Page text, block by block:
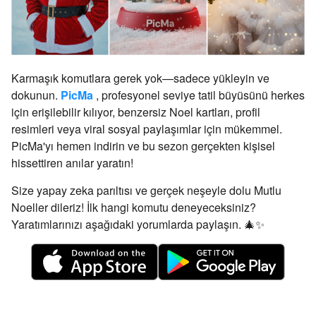
Karmaşık komutlara gerek yok—sadece yükleyin ve
dokunun. PicMa , profesyonel seviye tatil büyüsünü herkes
için erişilebilir kılıyor, benzersiz Noel kartları, profil
resimleri veya viral sosyal paylaşımlar için mükemmel.
PicMa'yı hemen indirin ve bu sezon gerçekten kişisel
hissettiren anılar yaratın!
Size yapay zeka parıltısı ve gerçek neşeyle dolu Mutlu
Noeller dileriz! İlk hangi komutu deneyeceksiniz?
Yaratımlarınızı aşağıdaki yorumlarda paylaşın. 🎄✨